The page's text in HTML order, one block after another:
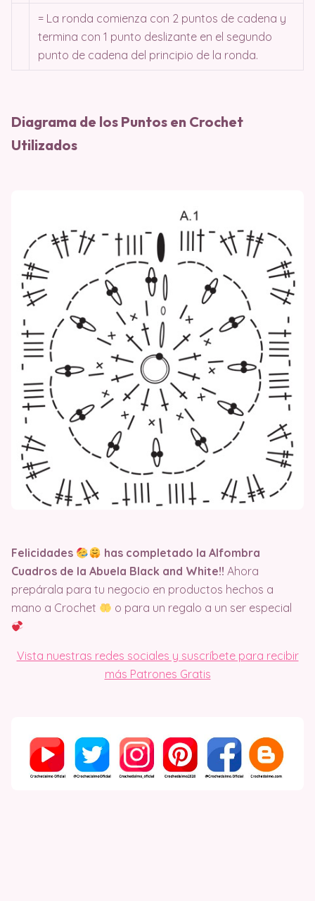
= La ronda comienza con 2 puntos de cadena y
termina con 1 punto deslizante en el segundo
punto de cadena del principio de la ronda.
Diagrama de los Puntos en Crochet
Utilizados
Felicidades
has completado la Alfombra
Cuadros de la Abuela Black and White!! Ahora
prepárala para tu negocio en productos hechos a
mano a Crochet
o para un regalo a un ser especial
Vista nuestras redes sociales y suscríbete para recibir
más Patrones Gratis